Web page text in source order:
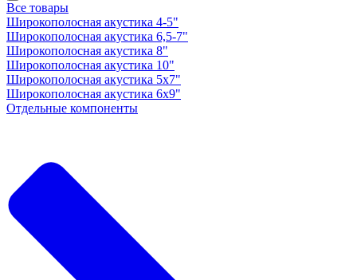
Все товары
Широкополосная акустика 4-5"
Широкополосная акустика 6,5-7"
Широкополосная акустика 8"
Широкополосная акустика 10"
Широкополосная акустика 5х7"
Широкополосная акустика 6х9"
Отдельные компоненты